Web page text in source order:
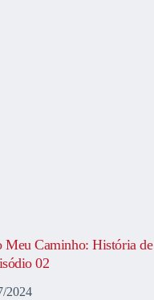
Meu Caminho: História de
02
2024